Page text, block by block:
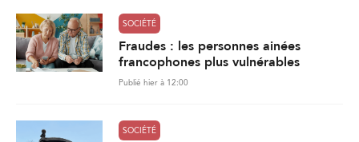
SOCIÉTÉ
Fraudes : les personnes ainées
francophones plus vulnérables
Publié hier à 12:00
SOCIÉTÉ